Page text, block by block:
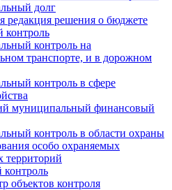
долг
редакция решения о бюджете
контроль на
транспорте, и в дорожном
контроль в сфере
муниципальный финансовый
контроль в области охраны
особо охраняемых
территорий
контроль
объектов контроля